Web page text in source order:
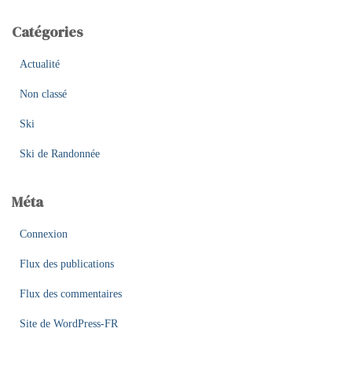
Catégories
Actualité
Non classé
Ski
Ski de Randonnée
Méta
Connexion
Flux des publications
Flux des commentaires
Site de WordPress-FR